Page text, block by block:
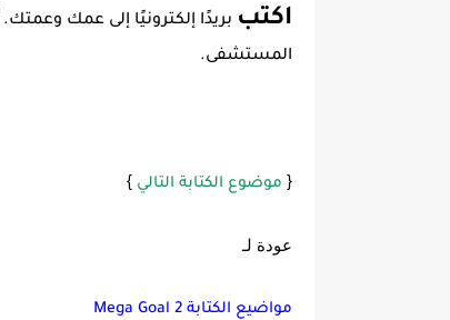
اكتب بريدًا إلكترونيًا إلى عمك
المستشفى.
{ موضوع الكتابة التالي }
عودة لـ
مواضيع الكتابة Mega Goal 2